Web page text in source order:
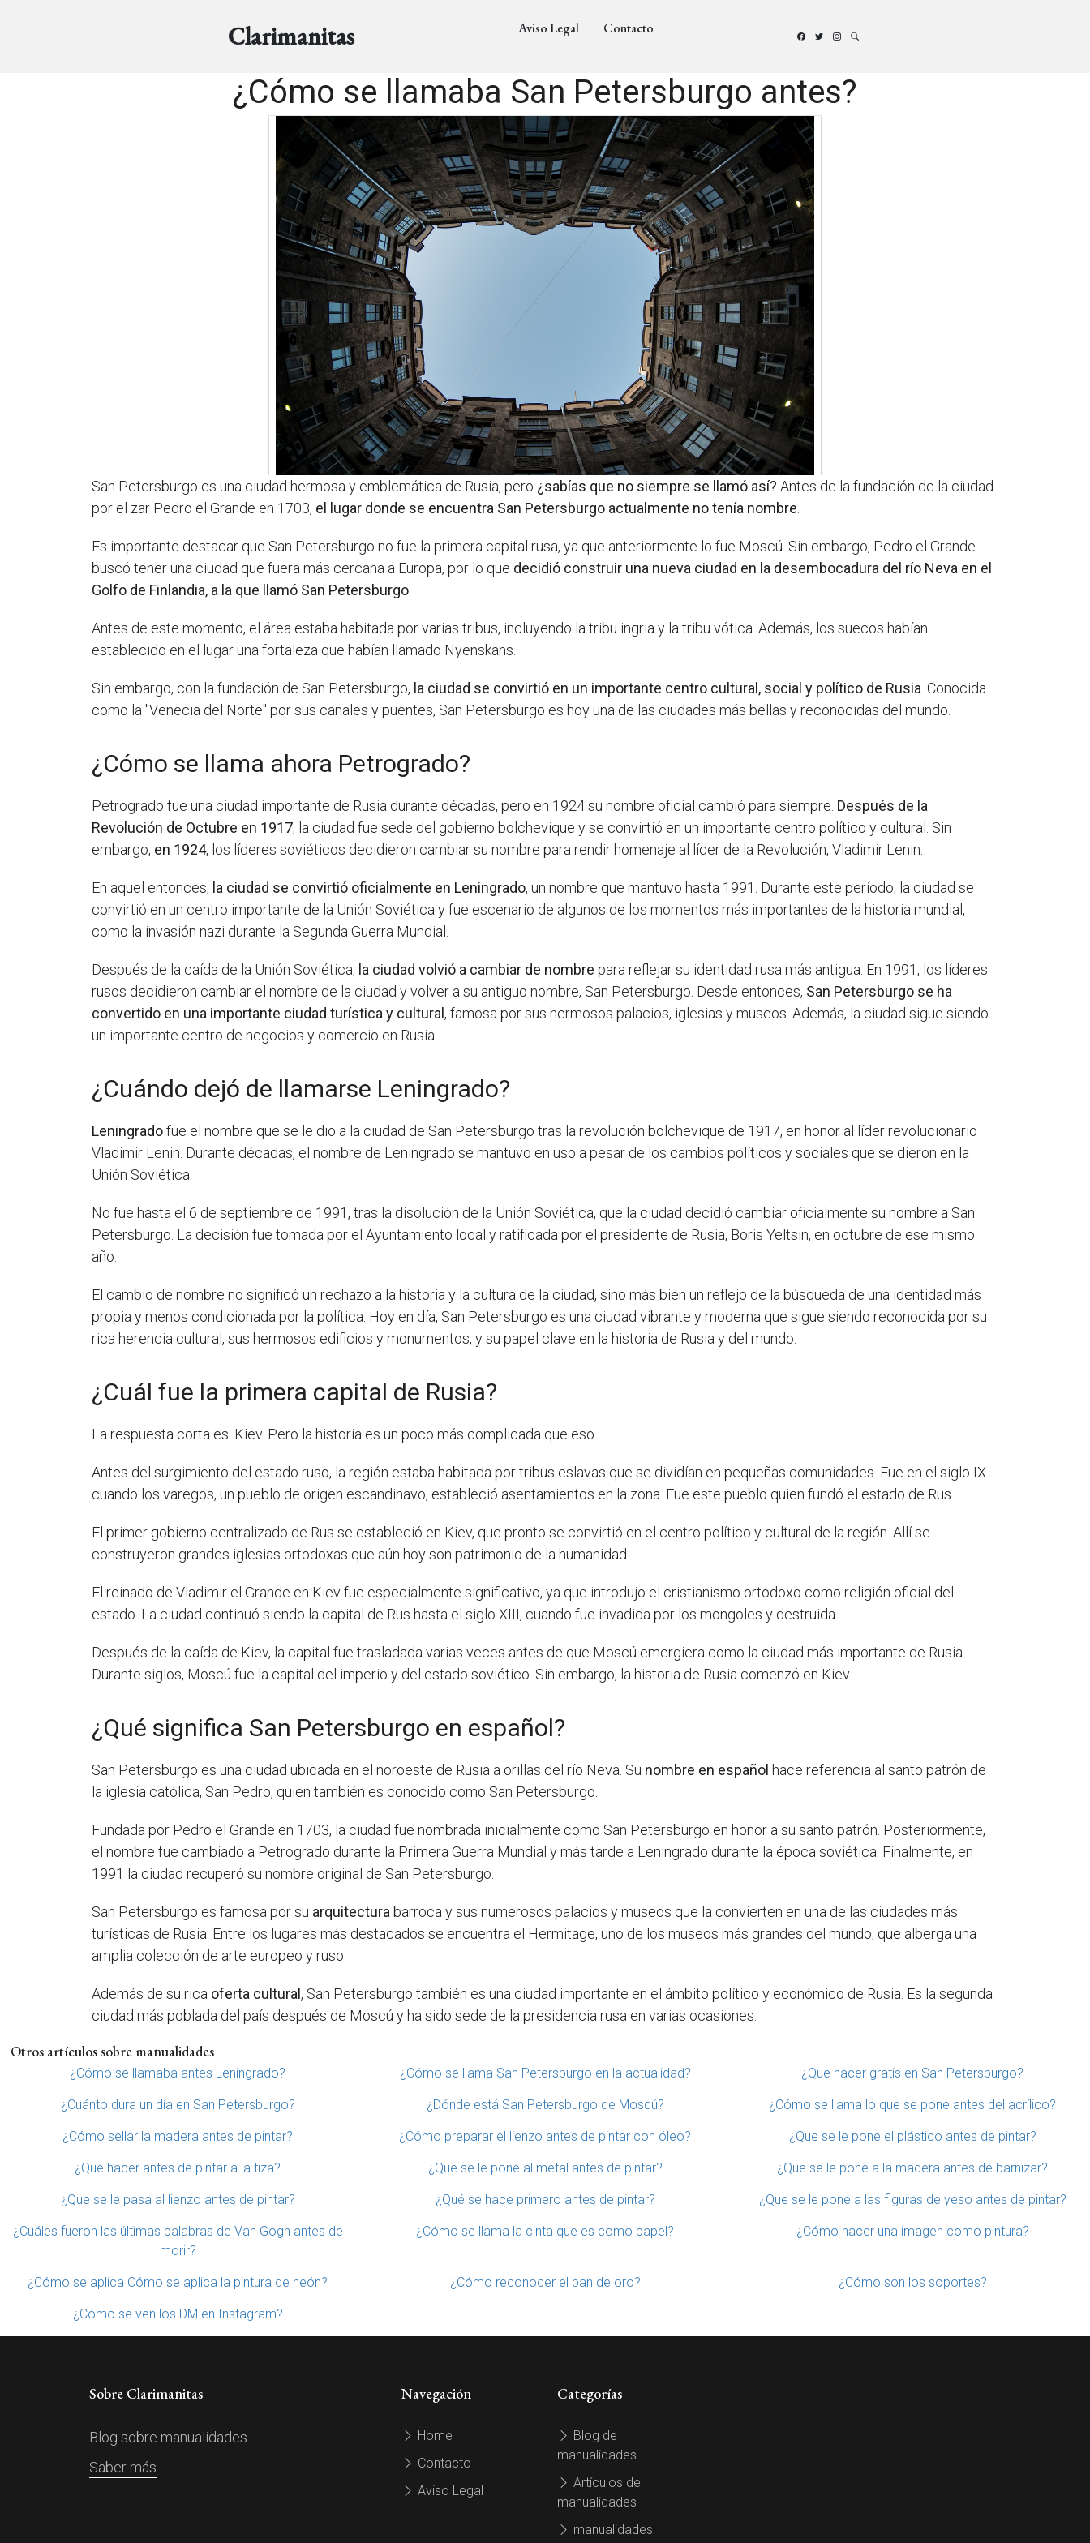
Clarimanitas Aviso Legal Contacto
¿Cómo se llamaba San Petersburgo antes?
San Petersburgo es una ciudad hermosa y emblemática de Rusia, pero ¿sabías que no siempre se llamó así? Antes de la fundación de la ciudad
por el zar Pedro el Grande en 1703, el lugar donde se encuentra San Petersburgo actualmente no tenía nombre.
Es importante destacar que San Petersburgo no fue la primera capital rusa, ya que anteriormente lo fue Moscú. Sin embargo, Pedro el Grande
buscó tener una ciudad que fuera más cercana a Europa, por lo que decidió construir una nueva ciudad en la desembocadura del río Neva en el
Golfo de Finlandia, a la que llamó San Petersburgo.
Antes de este momento, el área estaba habitada por varias tribus, incluyendo la tribu ingria y la tribu vótica. Además, los suecos habían
establecido en el lugar una fortaleza que habían llamado Nyenskans.
Sin embargo, con la fundación de San Petersburgo, la ciudad se convirtió en un importante centro cultural, social y político de Rusia. Conocida
como la "Venecia del Norte" por sus canales y puentes, San Petersburgo es hoy una de las ciudades más bellas y reconocidas del mundo.
¿Cómo se llama ahora Petrogrado?
Petrogrado fue una ciudad importante de Rusia durante décadas, pero en 1924 su nombre oficial cambió para siempre. Después de la
Revolución de Octubre en 1917, la ciudad fue sede del gobierno bolchevique y se convirtió en un importante centro político y cultural. Sin
embargo, en 1924, los líderes soviéticos decidieron cambiar su nombre para rendir homenaje al líder de la Revolución, Vladimir Lenin.
En aquel entonces, la ciudad se convirtió oficialmente en Leningrado, un nombre que mantuvo hasta 1991. Durante este período, la ciudad se
convirtió en un centro importante de la Unión Soviética y fue escenario de algunos de los momentos más importantes de la historia mundial,
como la invasión nazi durante la Segunda Guerra Mundial.
Después de la caída de la Unión Soviética, la ciudad volvió a cambiar de nombre para reflejar su identidad rusa más antigua. En 1991, los líderes
rusos decidieron cambiar el nombre de la ciudad y volver a su antiguo nombre, San Petersburgo. Desde entonces, San Petersburgo se ha
convertido en una importante ciudad turística y cultural, famosa por sus hermosos palacios, iglesias y museos. Además, la ciudad sigue siendo
un importante centro de negocios y comercio en Rusia.
¿Cuándo dejó de llamarse Leningrado?
Leningradofue el nombre que se le dio a la ciudad de San Petersburgo tras la revolución bolchevique de 1917, en honor al líder revolucionario
Vladimir Lenin. Durante décadas, el nombre de Leningrado se mantuvo en uso a pesar de los cambios políticos y sociales que se dieron en la
Unión Soviética.
No fue hasta el 6 de septiembre de 1991, tras la disolución de la Unión Soviética, que la ciudad decidió cambiar oficialmente su nombre a San
Petersburgo. La decisión fue tomada por el Ayuntamiento local y ratificada por el presidente de Rusia, Boris Yeltsin, en octubre de ese mismo
año.
El cambio de nombre no significó un rechazo a la historia y la cultura de la ciudad, sino más bien un reflejo de la búsqueda de una identidad más
propia y menos condicionada por la política. Hoy en día, San Petersburgo es una ciudad vibrante y moderna que sigue siendo reconocida por su
rica herencia cultural, sus hermosos edificios y monumentos, y su papel clave en la historia de Rusia y del mundo.
¿Cuál fue la primera capital de Rusia?
La respuesta corta es: Kiev. Pero la historia es un poco más complicada que eso.
Antes del surgimiento del estado ruso, la región estaba habitada por tribus eslavas que se dividían en pequeñas comunidades. Fue en el siglo IX
cuando los varegos, un pueblo de origen escandinavo, estableció asentamientos en la zona. Fue este pueblo quien fundó el estado de Rus.
El primer gobierno centralizado de Rus se estableció en Kiev, que pronto se convirtió en el centro político y cultural de la región. Allí se
construyeron grandes iglesias ortodoxas que aún hoy son patrimonio de la humanidad.
El reinado de Vladimir el Grande en Kiev fue especialmente significativo, ya que introdujo el cristianismo ortodoxo como religión oficial del
estado. La ciudad continuó siendo la capital de Rus hasta el siglo XIII, cuando fue invadida por los mongoles y destruida.
Después de la caída de Kiev, la capital fue trasladada varias veces antes de que Moscú emergiera como la ciudad más importante de Rusia.
Durante siglos, Moscú fue la capital del imperio y del estado soviético. Sin embargo, la historia de Rusia comenzó en Kiev.
¿Qué significa San Petersburgo en español?
San Petersburgo es una ciudad ubicada en el noroeste de Rusia a orillas del río Neva. Su nombre en español hace referencia al santo patrón de
la iglesia católica, San Pedro, quien también es conocido como San Petersburgo.
Fundada por Pedro el Grande en 1703, la ciudad fue nombrada inicialmente como San Petersburgo en honor a su santo patrón. Posteriormente,
el nombre fue cambiado a Petrogrado durante la Primera Guerra Mundial y más tarde a Leningrado durante la época soviética. Finalmente, en
1991 la ciudad recuperó su nombre original de San Petersburgo.
San Petersburgo es famosa por su arquitectura barroca y sus numerosos palacios y museos que la convierten en una de las ciudades más
turísticas de Rusia. Entre los lugares más destacados se encuentra el Hermitage, uno de los museos más grandes del mundo, que alberga una
amplia colección de arte europeo y ruso.
Además de su rica oferta cultural, San Petersburgo también es una ciudad importante en el ámbito político y económico de Rusia. Es la segunda
ciudad más poblada del país después de Moscú y ha sido sede de la presidencia rusa en varias ocasiones.
Otros artículos sobre manualidades
¿Cómo se llamaba antes Leningrado? ¿Cómo se llama San Petersburgo en la actualidad? ¿Que hacer gratis en San Petersburgo?
¿Cuánto dura un día en San Petersburgo? ¿Dónde está San Petersburgo de Moscú? ¿Cómo se llama lo que se pone antes del acrílico?
¿Cómo sellar la madera antes de pintar? ¿Cómo preparar el lienzo antes de pintar con óleo? ¿Que se le pone el plástico antes de pintar?
¿Que hacer antes de pintar a la tiza? ¿Que se le pone al metal antes de pintar? ¿Que se le pone a la madera antes de barnizar?
¿Que se le pasa al lienzo antes de pintar? ¿Qué se hace primero antes de pintar? ¿Que se le pone a las figuras de yeso antes de pintar?
¿Cuáles fueron las últimas palabras de Van Gogh antes de
morir?
¿Cómo se llama la cinta que es como papel? ¿Cómo hacer una imagen como pintura?
¿Cómo se aplica Cómo se aplica la pintura de neón? ¿Cómo reconocer el pan de oro? ¿Cómo son los soportes?
¿Cómo se ven los DM en Instagram?
Sobre Clarimanitas
Blog sobre manualidades.
Saber más
Navegación
Home
Contacto
Aviso Legal
Categorías
Blog de
manualidades
Artículos de
manualidades
manualidades